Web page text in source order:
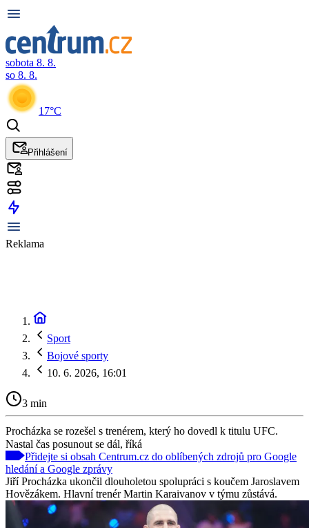
sobota 8. 8.
so 8. 8.
17°C
Přihlášení
Reklama
Sport
Bojové sporty
10. 6. 2026, 16:01
3 min
Procházka se rozešel s trenérem, který ho dovedl k titulu UFC.
Nastal čas posunout se dál, říká
Přidejte si obsah Centrum.cz do oblíbených zdrojů pro Google
hledání a Google zprávy
Jiří Procházka ukončil dlouholetou spolupráci s koučem Jaroslavem
Hovězákem. Hlavní trenér Martin Karaivanov v týmu zůstává.